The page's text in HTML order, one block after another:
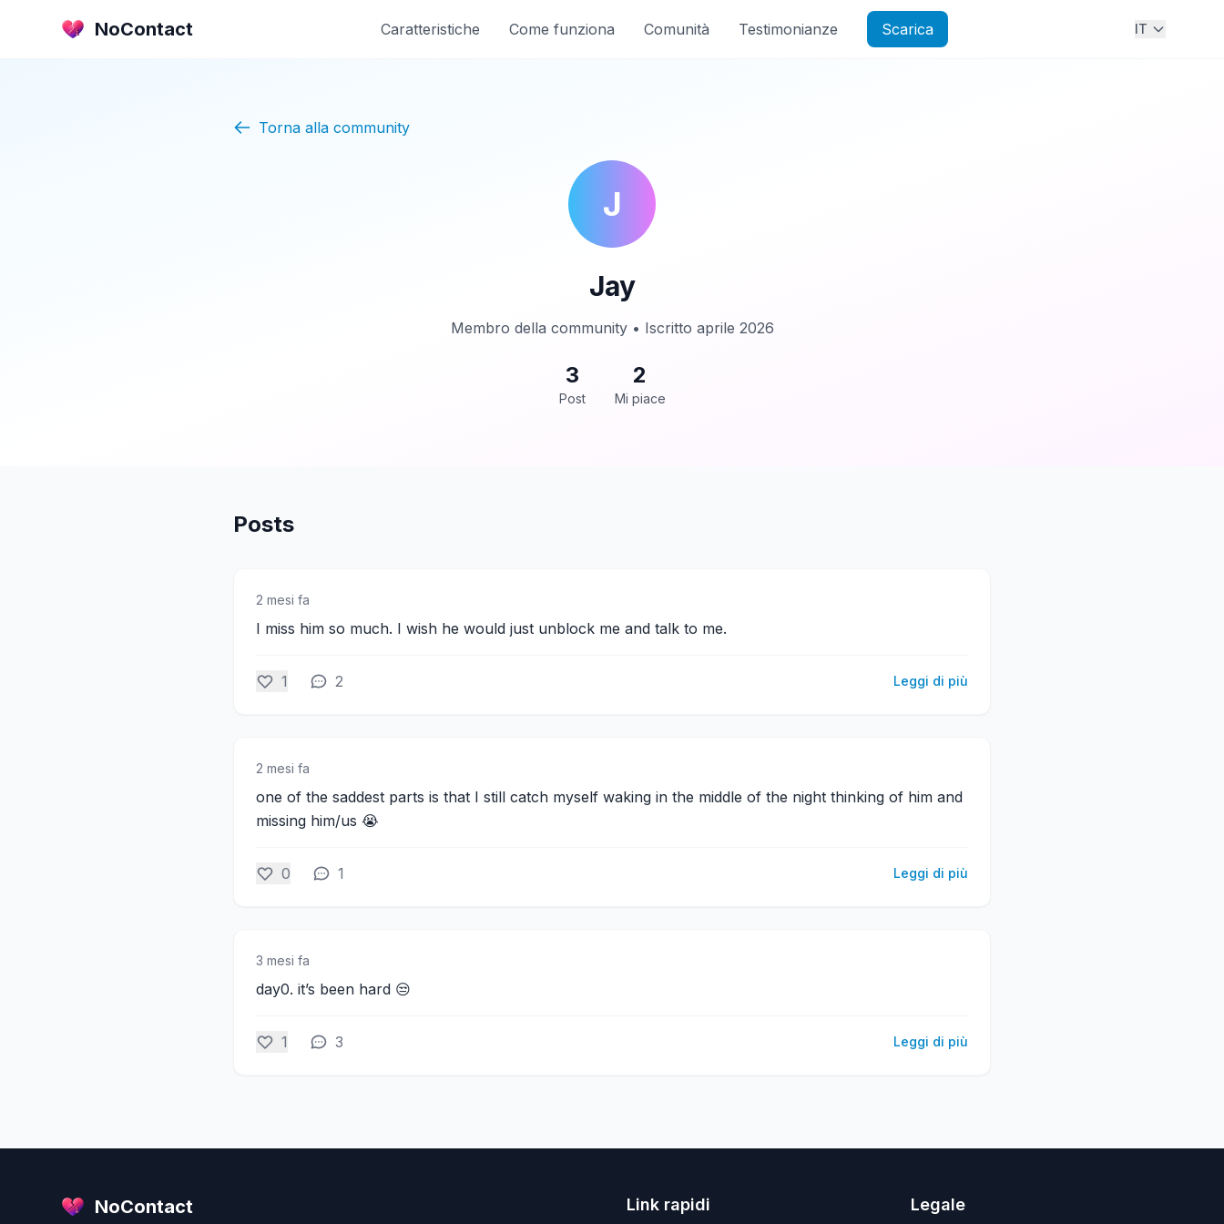
NoContact Caratteristiche Come funziona Comunità Testimonianze Scarica IT
Torna alla community
J
Jay
Membro della community • Iscritto aprile 2026
3
Post
2
Mi piace
Posts
2 mesi fa
I miss him so much. I wish he would just unblock me and talk to me.
1 2 Leggi di più
2 mesi fa
one of the saddest parts is that I still catch myself waking in the middle of the night thinking of him and
missing him/us 😭
0 1 Leggi di più
3 mesi fa
day0. it’s been hard 😒
1 3 Leggi di più
NoContact Link rapidi Legale